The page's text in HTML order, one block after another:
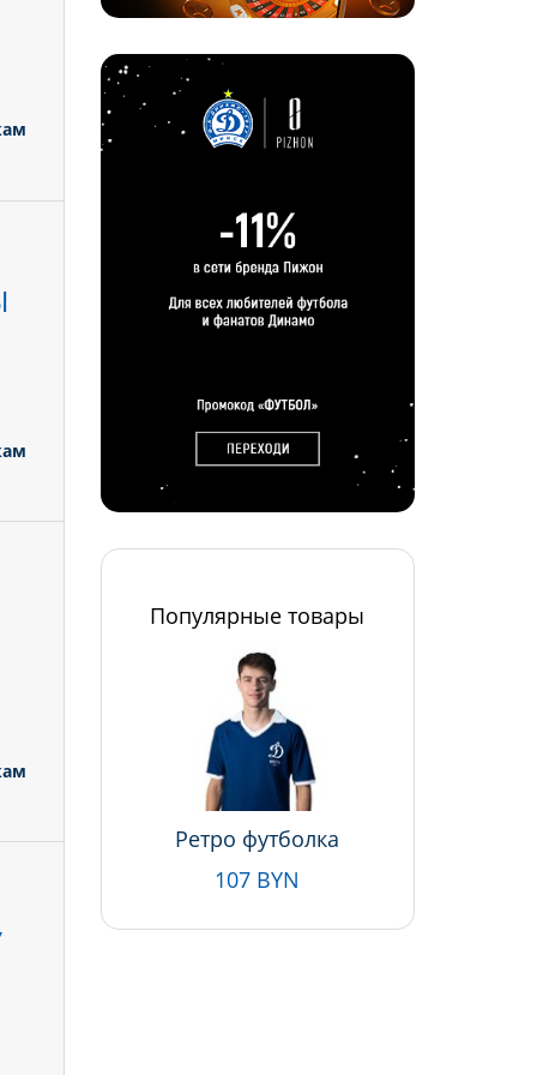
Популярные товары
Ретро футболка
107 BYN